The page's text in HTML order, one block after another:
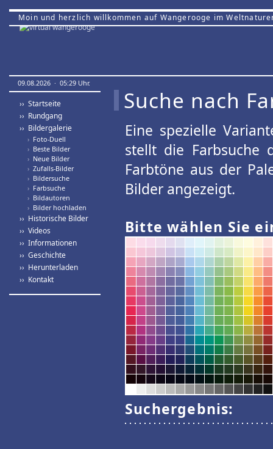
Moin und herzlich willkommen auf Wangerooge im
09.08.2026 · 05:29 Uhr.
›› Startseite
›› Rundgang
›› Bildergalerie
› Foto-Duell
› Beste Bilder
› Neue Bilder
› Zufalls-Bilder
› Bildersuche
› Farbsuche
› Bildautoren
› Bilder hochladen
›› Historische Bilder
›› Videos
›› Informationen
›› Geschichte
›› Herunterladen
›› Kontakt
Suche nach
Eine spezielle
stellt die Farbsuche
Farbtöne aus der
Bilder angezeigt.
Bitte wählen Sie
Suchergebnis: